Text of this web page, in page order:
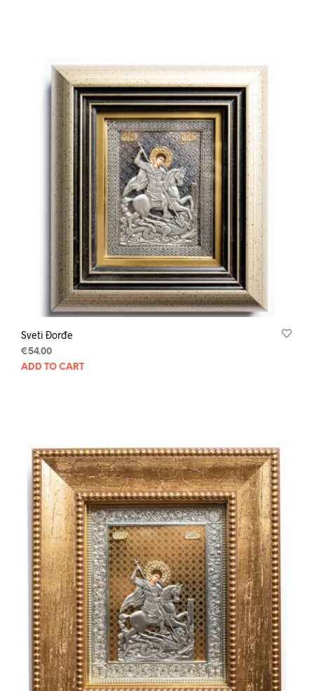
Sveti Đorđe
€54.00
ADD TO CART